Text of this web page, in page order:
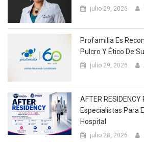
julio 29, 2026
Profamilia Es
Pulcro Y Ético De
julio 29, 2026
AFTER
Especialistas Para
Hospital
julio 28, 2026